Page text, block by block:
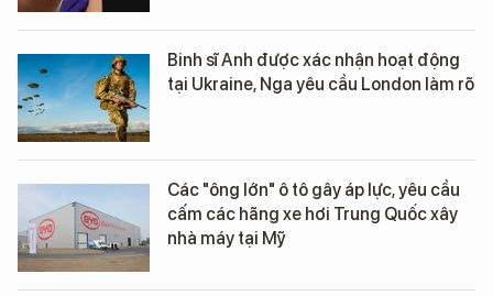
Binh sĩ Anh được xác nhận hoạt động
tại Ukraine, Nga yêu cầu London làm rõ
Các "ông lớn" ô tô gây áp lực, yêu cầu
cấm các hãng xe hơi Trung Quốc xây
nhà máy tại Mỹ